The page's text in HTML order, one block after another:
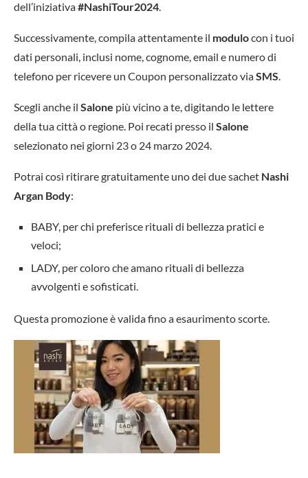
dell’iniziativa#NashiTour2024.
Successivamente, compila attentamente il modulocon i tuoi
dati personali, inclusi nome, cognome, email e numero di
telefono per ricevere un Coupon personalizzato viaSMS.
Scegli anche il Salone più vicino a te, digitando le lettere
della tua città o regione. Poi recati presso il Salone
selezionato nei giorni 23 o 24 marzo 2024.
Potrai così ritirare gratuitamente uno dei due sachet Nashi
Argan Body:
BABY, per chi preferisce rituali di bellezza pratici e
veloci;
LADY, per coloro che amano rituali di bellezza
avvolgenti e sofisticati.
Questa promozione è valida fino a esaurimento scorte.